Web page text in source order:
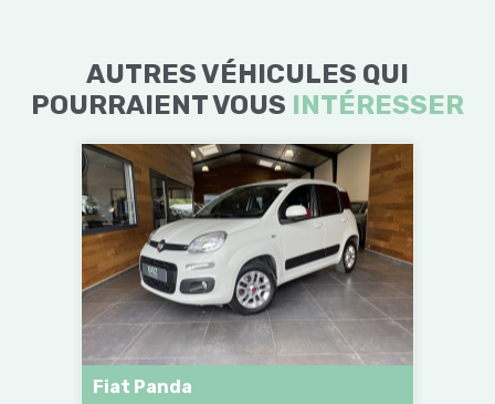
AUTRES VÉHICULES QUI
POURRAIENT VOUS INTÉRESSER
Fiat Panda